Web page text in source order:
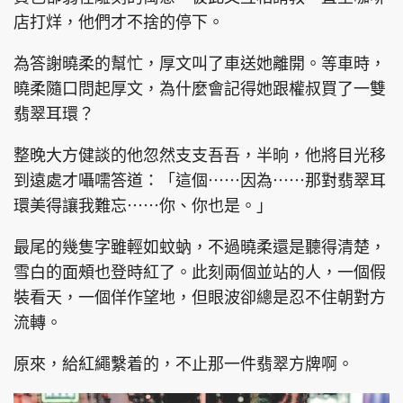
店打烊，他們才不捨的停下。
為答謝曉柔的幫忙，厚文叫了車送她離開。等車時，
曉柔隨口問起厚文，為什麼會記得她跟權叔買了一雙
翡翠耳環？
整晚大方健談的他忽然支支吾吾，半晌，他將目光移
到遠處才囁嚅答道：「這個⋯⋯因為⋯⋯那對翡翠耳
環美得讓我難忘⋯⋯你、你也是。」
最尾的幾隻字雖輕如蚊蚋，不過曉柔還是聽得清楚，
雪白的面頰也登時紅了。此刻兩個並站的人，一個假
裝看天，一個佯作望地，但眼波卻總是忍不住朝對方
流轉。
原來，給紅繩繫着的，不止那一件翡翠方牌啊。